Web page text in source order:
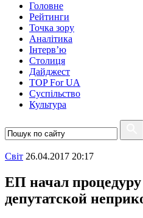
Головне
Рейтинги
Точка зору
Аналітика
Інтерв’ю
Столиця
Дайджест
TOP For UA
Суспiльство
Культура
Свiт 26.04.2017 20:17
ЕП начал
депутатской